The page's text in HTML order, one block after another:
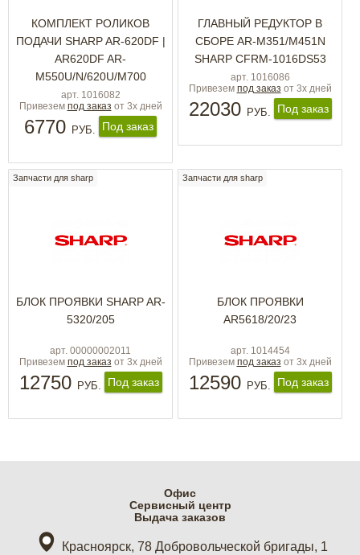
КОМПЛЕКТ РОЛИКОВ
ПОДАЧИ SHARP AR-620DF |
AR620DF AR-
M550U/N/620U/M700
арт. 1016082
Привезем под заказ от 3х дней
6770 РУБ. Под заказ
ГЛАВНЫЙ РЕДУКТОР В
СБОРЕ AR-M351/М451N
SHARP CFRM-1016DS53
арт. 1016086
Привезем под заказ от 3х дней
22030 РУБ. Под заказ
Запчасти для sharp
БЛОК ПРОЯВКИ SHARP AR-
5320/205
арт. 00000002011
Привезем под заказ от 3х дней
12750 РУБ. Под заказ
Запчасти для sharp
БЛОК ПРОЯВКИ
AR5618/20/23
арт. 1014454
Привезем под заказ от 3х дней
12590 РУБ. Под заказ
Офис
Cервисный центр
Выдача заказов
Красноярск, 78 Добровольческой бригады, 1